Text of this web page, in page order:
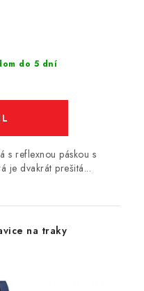
do 5 dní
s reflexnou páskou s
je dvakrát prešitá...
na traky